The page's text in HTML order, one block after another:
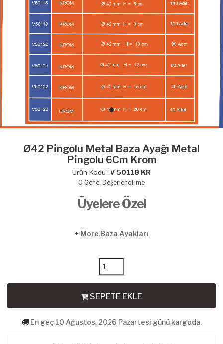
Ø42 Pi̇ngolu Metal Baza Ayağı Metal
Pi̇ngolu 6Cm Krom
Ürün Kodu : V 50118 KR
0 Genel Değerlendirme
Üyelere Özel
+ More Baza Ayakları
SEPETE EKLE
En geç 10 Ağustos, 2026 Pazartesi günü kargoda.